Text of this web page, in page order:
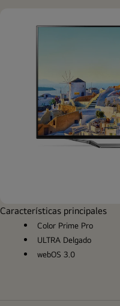
Características principales
Color Prime Pro
ULTRA Delgado
webOS 3.0